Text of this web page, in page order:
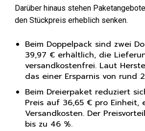
Darüber hinaus stehen
den Stückpreis erheblich senken.
Beim Doppelpack sind zwei
39,97 € erhältlich, die
versandkostenfrei. Laut
das einer Ersparnis von rund
Beim Dreierpaket reduziert
Preis auf 36,65 € pro Einheit,
Versandkosten. Der
bis zu 46 %.